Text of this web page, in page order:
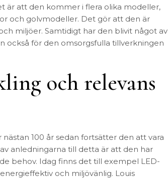
är att den kommer i flera olika modeller,
och golvmodeller. Det gör att den är
miljöer. Samtidigt har den blivit något av
också för den omsorgsfulla tillverkningen
och relevans
100 år sedan fortsätter den att vara
anledningarna till detta är att den har
behov. Idag finns det till exempel LED-
och miljövänlig. Louis